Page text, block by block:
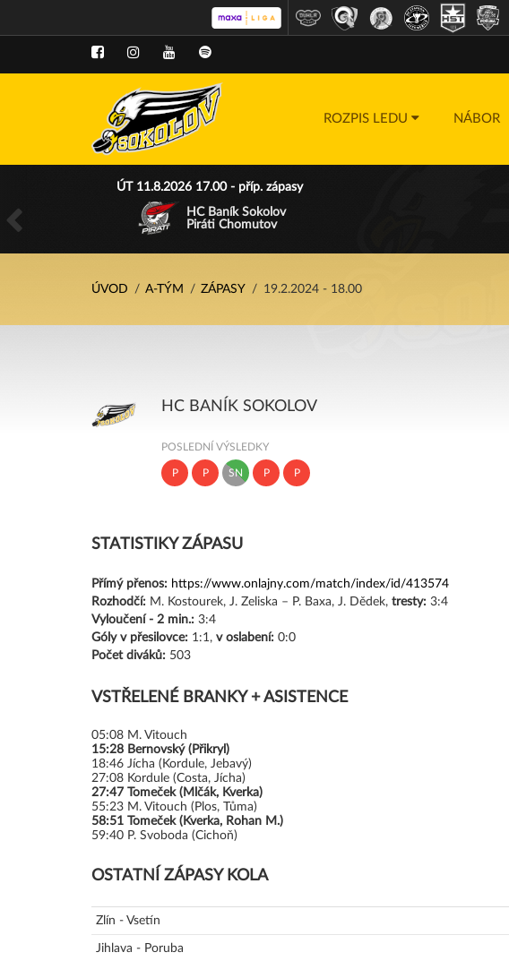
ROZPIS LEDU NÁBOR
ÚT 11.8.2026 17.00 - příp. zápasy
HC Baník Sokolov
Piráti Chomutov
ÚVOD A-TÝM ZÁPASY 19.2.2024 - 18.00
HC BANÍK SOKOLOV
POSLEDNÍ VÝSLEDKY
P P SN P P
STATISTIKY ZÁPASU
Přímý přenos: https://www.onlajny.com/match/index/id/413574
Rozhodčí: M. Kostourek, J. Zeliska – P. Baxa, J. Dědek, tresty: 3:4
Vyloučení - 2 min.: 3:4
Góly v přesilovce: 1:1, v oslabení: 0:0
Počet diváků: 503
VSTŘELENÉ BRANKY + ASISTENCE
05:08 M. Vitouch
15:28 Bernovský (Přikryl)
18:46 Jícha (Kordule, Jebavý)
27:08 Kordule (Costa, Jícha)
27:47 Tomeček (Mlčák, Kverka)
55:23 M. Vitouch (Plos, Tůma)
58:51 Tomeček (Kverka, Rohan M.)
59:40 P. Svoboda (Cichoň)
OSTATNÍ ZÁPASY KOLA
Zlín - Vsetín
Jihlava - Poruba